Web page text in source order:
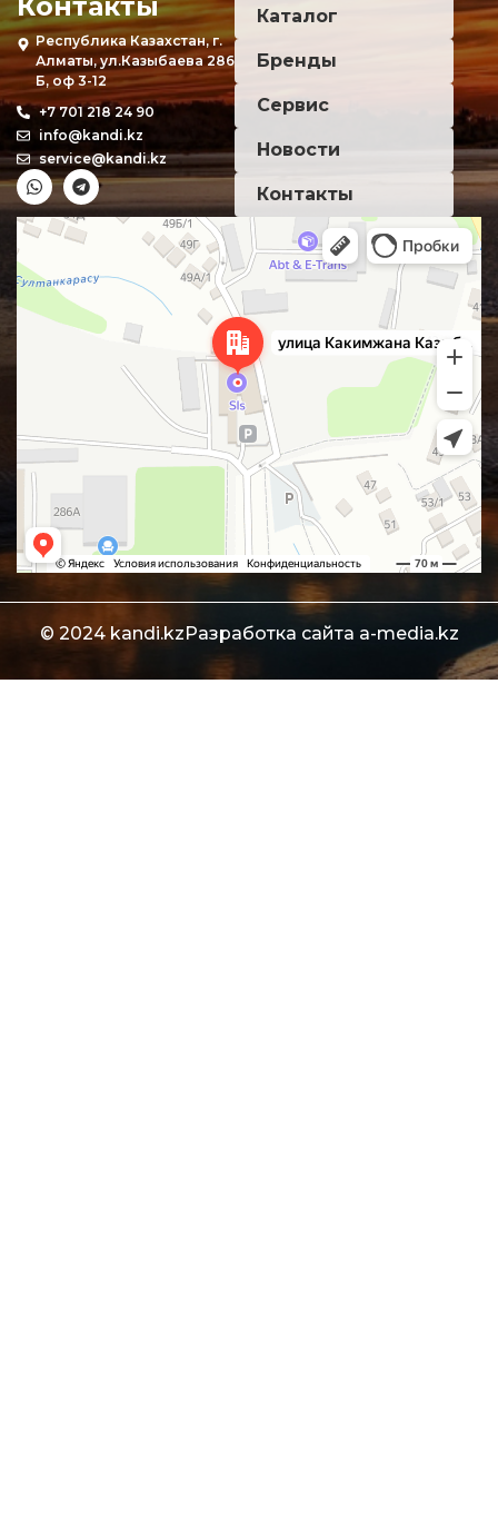
Республика Казахстан, г.
Алматы, ул.Казыбаева 286
Б, оф 3-12
+7 701 218 24 90
info@kandi.kz
service@kandi.kz
Каталог
Бренды
Сервис
Новости
Контакты
Алматы
Улица Какимжана Казыбаева, 286Б — Яндекс Карты
© 2024 kandi.kzРазработка сайта a-media.kz